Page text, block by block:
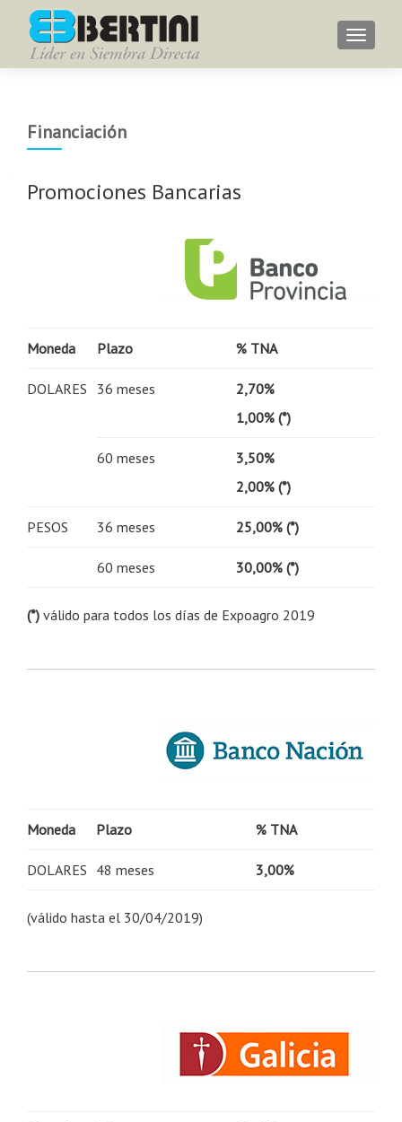
Menu
Financiación
Promociones Bancarias
Moneda Plazo % TNA
DOLARES 36 meses
2,70%
1,00% (*)
60 meses
3,50%
2,00% (*)
PESOS 36 meses 25,00% (*)
60 meses 30,00% (*)
(*) válido para todos los días de Expoagro 2019
Moneda Plazo % TNA
DOLARES 48 meses 3,00%
(válido hasta el 30/04/2019)